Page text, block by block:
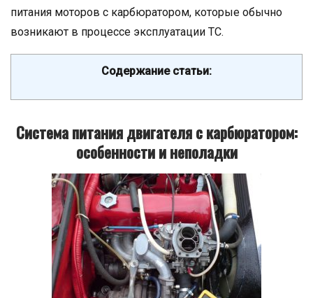
питания моторов с карбюратором, которые обычно
возникают в процессе эксплуатации ТС.
Содержание статьи:
Система питания двигателя с карбюратором:
особенности и неполадки